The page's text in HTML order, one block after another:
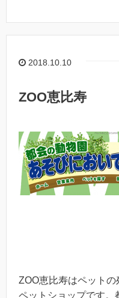
2018.10.10
ZOO恵比寿
ZOO恵比寿はペット
ペットショップです。